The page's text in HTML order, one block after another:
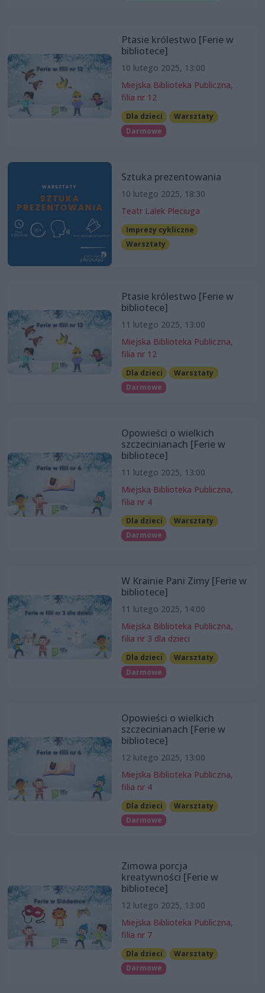
Ptasie królestwo [Ferie w
bibliotece]
10 lutego 2025, 13:00
Miejska Biblioteka Publiczna,
filia nr 12
Dla dzieci
Warsztaty
Darmowe
Sztuka prezentowania
10 lutego 2025, 18:30
Teatr Lalek Pleciuga
Imprezy cykliczne
Warsztaty
Ptasie królestwo [Ferie w
bibliotece]
11 lutego 2025, 13:00
Miejska Biblioteka Publiczna,
filia nr 12
Dla dzieci
Warsztaty
Darmowe
Opowieści o wielkich
szczecinianach [Ferie w
bibliotece]
11 lutego 2025, 13:00
Miejska Biblioteka Publiczna,
filia nr 4
Dla dzieci
Warsztaty
Darmowe
W Krainie Pani Zimy [Ferie w
bibliotece]
11 lutego 2025, 14:00
Miejska Biblioteka Publiczna,
filia nr 3 dla dzieci
Dla dzieci
Warsztaty
Darmowe
Opowieści o wielkich
szczecinianach [Ferie w
bibliotece]
12 lutego 2025, 13:00
Miejska Biblioteka Publiczna,
filia nr 4
Dla dzieci
Warsztaty
Darmowe
Zimowa porcja
kreatywności [Ferie w
bibliotece]
12 lutego 2025, 13:00
Miejska Biblioteka Publiczna,
filia nr 7
Dla dzieci
Warsztaty
Darmowe